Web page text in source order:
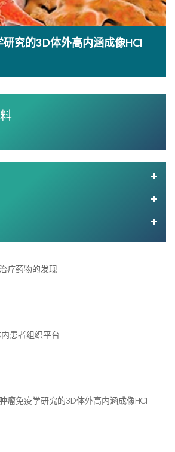
究的3D体外高内涵成像HCI
疗药物的发现
患者组织平台
瘤免疫学研究的3D体外高内涵成像HCI